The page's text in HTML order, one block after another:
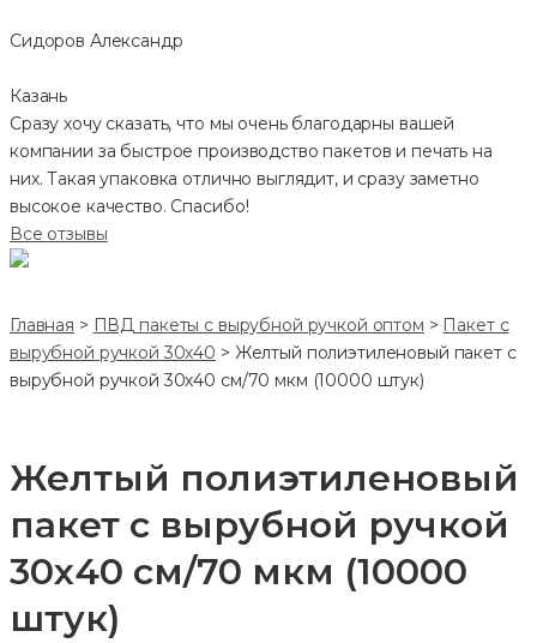
Сидоров Александр
Казань
Сразу хочу сказать, что мы очень благодарны вашей
компании за быстрое производство пакетов и печать на
них. Такая упаковка отлично выглядит, и сразу заметно
высокое качество. Спасибо!
Все отзывы
Главная > ПВД пакеты с вырубной ручкой оптом > Пакет с
вырубной ручкой 30х40 > Желтый полиэтиленовый пакет с
вырубной ручкой 30х40 см/70 мкм (10000 штук)
Желтый полиэтиленовый
пакет с вырубной ручкой
30х40 см/70 мкм (10000
штук)